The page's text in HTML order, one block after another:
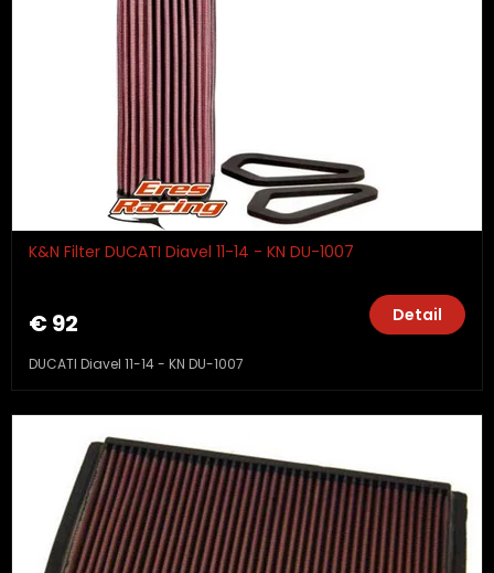
K&N Filter DUCATI Diavel 11-14 - KN DU-1007
€ 92 Detail
DUCATI Diavel 11-14 - KN DU-1007